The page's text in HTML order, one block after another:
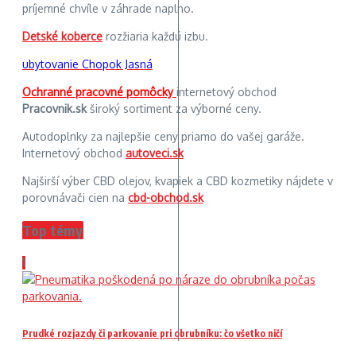
príjemné chvíle v záhrade naplno.
Detské koberce rozžiaria každú izbu.
ubytovanie Chopok Jasná
Ochranné pracovné pomôckyinternetový obchod
Pracovnik.skširoký sortiment za výborné ceny.
Autodoplnky za najlepšie ceny priamo do vašej garáže.
Internetový obchod autoveci.sk
Najširší výber CBD olejov, kvapiek a CBD kozmetiky nájdete v
porovnávači cien na cbd-obchod.sk
Top témy
1
Prudké rozjazdy či parkovanie pri obrubníku: čo všetko ničí